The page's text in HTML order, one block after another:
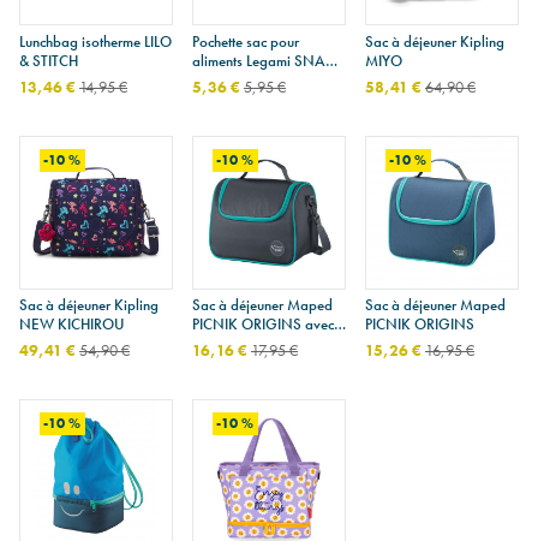
Lunchbag isotherme LILO
& STITCH
13,46 €14,95 €
Pochette sac pour
aliments Legami SNACK
BAGS - set de 3
5,36 €5,95 €
Sac à déjeuner Kipling
MIYO
58,41 €64,90 €
-10 %
Sac à déjeuner Kipling
NEW KICHIROU
49,41 €54,90 €
-10 %
Sac à déjeuner Maped
PICNIK ORIGINS avec
bandoulière
16,16 €17,95 €
-10 %
Sac à déjeuner Maped
PICNIK ORIGINS
15,26 €16,95 €
-10 % -10 %